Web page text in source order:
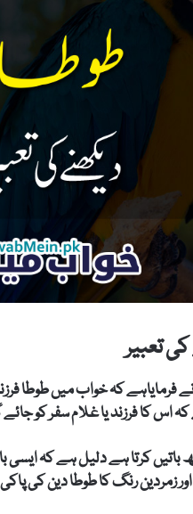
تعبیر
فرمایاہے کہ خواب میں طوطا
کا فرزند یا غلام سفر کو جائے
باتیں کرتا ہے دلیل ہے کہ
زمردین رنگ کا طوطا دین کی پاکی